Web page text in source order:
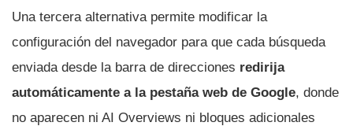
Una tercera alternativa permite modificar la
configuración del navegador para que cada búsqueda
enviada desde la barra de direcciones redirija
automáticamente a la pestaña web de Google, donde
no aparecen ni AI Overviews ni bloques adicionales